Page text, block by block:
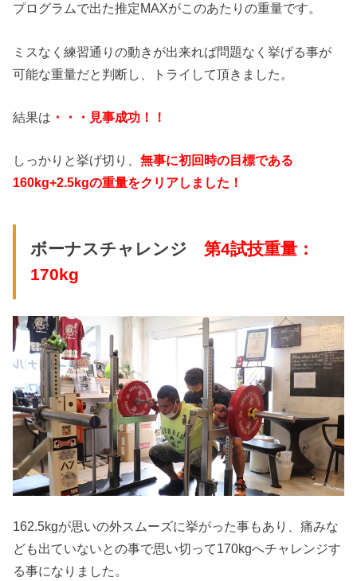
プログラムで出た推定MAXがこのあたりの重量です。
ミスなく練習通りの動きが出来れば問題なく挙げる事が
可能な重量だと判断し、トライして頂きました。
結果は ・・・見事成功！！
しっかりと挙げ切り、無事に初回時の目標である
160kg+2.5kgの重量をクリアしました！
ボーナスチャレンジ 第4試技重量：
170kg
162.5kgが思いの外スムーズに挙がった事もあり、痛みな
ども出ていないとの事で思い切って170kgへチャレンジす
る事になりました。